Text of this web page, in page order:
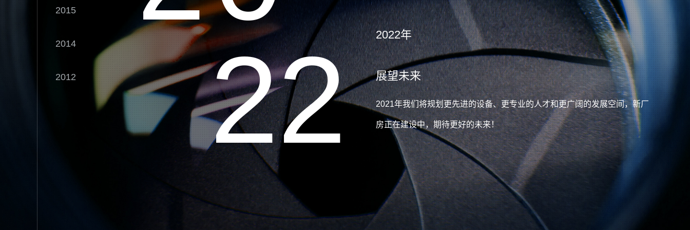
2015
2014
2012
31
22
2022年
展望未来
2021年我们将规划更先进的设备、更专业的人才和更广阔的发展空间，新厂
房正在建设中，期待更好的未来！